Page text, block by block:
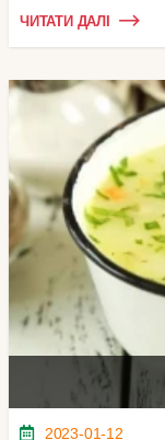
ЧИТАТИ ДАЛІ
2023-01-12